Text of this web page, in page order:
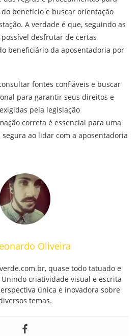
benefício e buscar orientação
A verdade é que, seguindo as
desfrutar de certas
beneficiário da aposentadoria por
fontes confiáveis e buscar
para garantir seus direitos e
pela legislação
correta é essencial para uma
ao lidar com a aposentadoria
Oliveira
quase todo tatuado e
criatividade visual e escrita
única e inovadora sobre
temas.